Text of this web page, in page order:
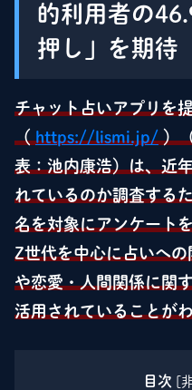
的利用者の
押し」を期待
チャット占いアプリを
（https://lismi.jp/）
表：池内康浩）は、近
れているのか調査する
名を対象にアンケート
Z世代を中心に占いへ
や恋愛・人間関係に関
活用されていることが
目次